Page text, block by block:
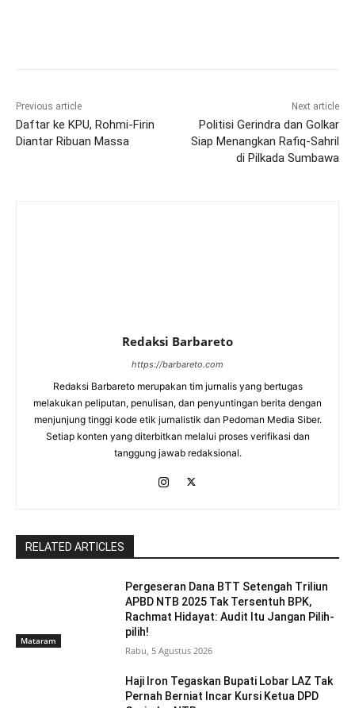
Previous article
Daftar ke KPU, Rohmi-Firin
Diantar Ribuan Massa
Next article
Politisi Gerindra dan Golkar
Siap Menangkan Rafiq-Sahril
di Pilkada Sumbawa
Redaksi Barbareto
https://barbareto.com
Redaksi Barbareto merupakan tim jurnalis yang bertugas
melakukan peliputan, penulisan, dan penyuntingan berita dengan
menjunjung tinggi kode etik jurnalistik dan Pedoman Media Siber.
Setiap konten yang diterbitkan melalui proses verifikasi dan
tanggung jawab redaksional.
RELATED ARTICLES
Mataram
Pergeseran Dana BTT Setengah Triliun
APBD NTB 2025 Tak Tersentuh BPK,
Rachmat Hidayat: Audit Itu Jangan Pilih-
pilih!
Rabu, 5 Agustus 2026
Haji Iron Tegaskan Bupati Lobar LAZ Tak
Pernah Berniat Incar Kursi Ketua DPD